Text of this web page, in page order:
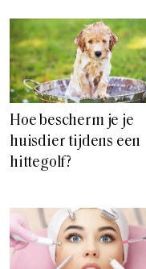
Hoe bescherm je je
huisdier tijdens een
hittegolf?